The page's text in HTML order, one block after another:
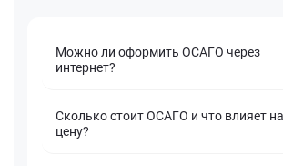
Можно ли оформить ОСАГО через
интернет?
Сколько стоит ОСАГО и что влияет
цену?